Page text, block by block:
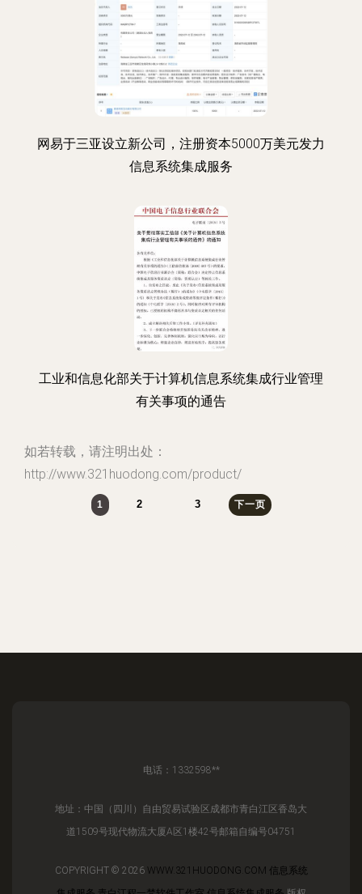
网易于三亚设立新公司，注册资本5000万美元发力
信息系统集成服务
工业和信息化部关于计算机信息系统集成行业管理
有关事项的通告
如若转载，请注明出处：
http://www.321huodong.com/product/
1 2 3 下一页
电话：1332598**
地址：中国（四川）自由贸易试验区成都市青白江区香岛大
道1509号现代物流大厦A区1楼42号邮箱自编号04751
COPYRIGHT © 2026 WWW.321HUODONG.COM 信息系统